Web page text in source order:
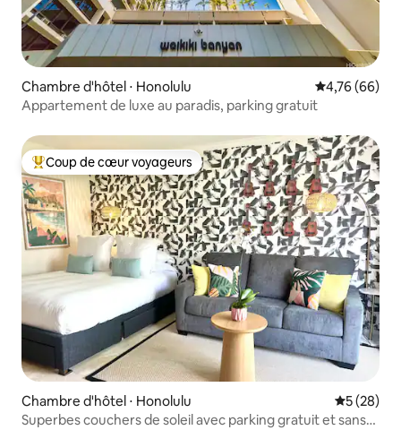
Chambre d'hôtel ⋅ Honolulu Évaluation
4,76 (66)
Appartement de luxe au paradis, parking gratuit
Coups de cœur voyageurs les plus appréciés
Coup de cœur voyageurs
Chambre d'hôtel ⋅ Honolulu
5 (28)
Superbes couchers de soleil avec parking gratuit et sans